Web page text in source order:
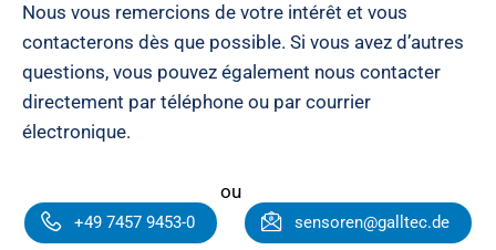
Nous vous remercions de votre intérêt et vous
contacterons dès que possible. Si vous avez d’autres
questions, vous pouvez également nous contacter
directement par téléphone ou par courrier
électronique.
+49 7457 9453-0
ou
sensoren@galltec.de